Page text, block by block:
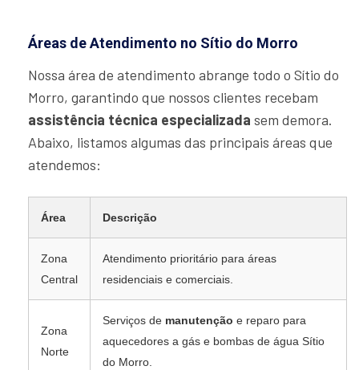
Áreas de Atendimento no Sítio do Morro
Nossa área de atendimento abrange todo o Sítio do
Morro, garantindo que nossos clientes recebam
assistência técnica especializada sem demora.
Abaixo, listamos algumas das principais áreas que
atendemos:
Área Descrição
Zona
Central
Atendimento prioritário para áreas
residenciais e comerciais.
Zona
Norte
Serviços de manutenção e reparo para
aquecedores a gás e bombas de água Sítio
do Morro.